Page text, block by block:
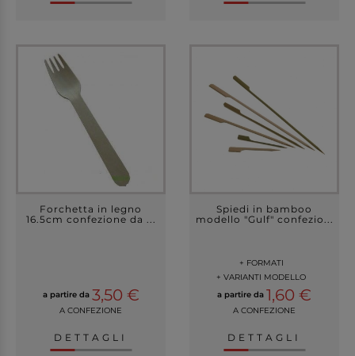
Forchetta in legno
16.5cm confezione da ...
a partire da 3,50 €
A CONFEZIONE
DETTAGLI
Spiedi in bamboo
modello "Gulf" confezio...
+ FORMATI
+ VARIANTI MODELLO
a partire da 1,60 €
A CONFEZIONE
DETTAGLI